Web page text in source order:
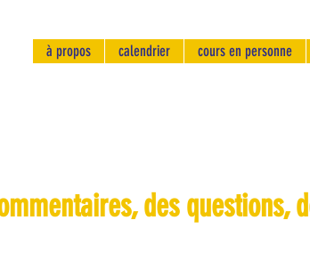
à propos
calendrier cours en personne
des questions,